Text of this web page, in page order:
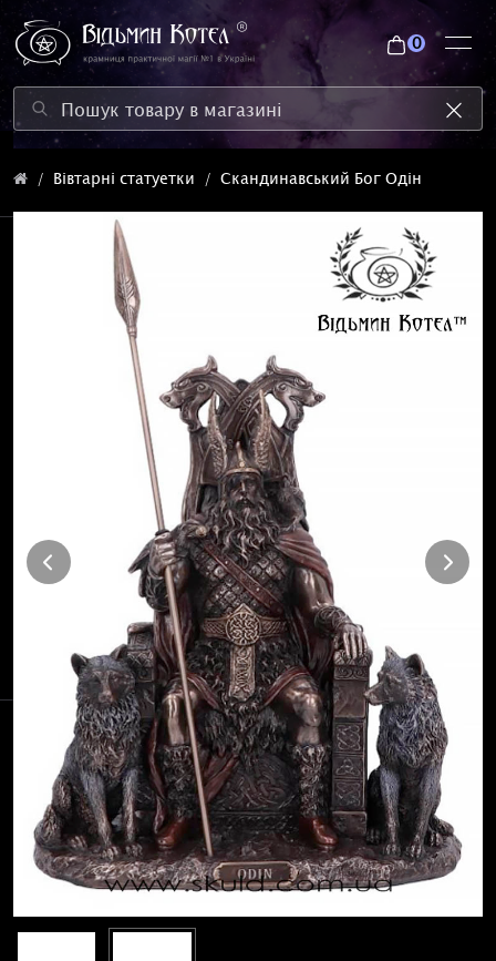
0
Вівтарні статуетки Скандинавський Бог Одін